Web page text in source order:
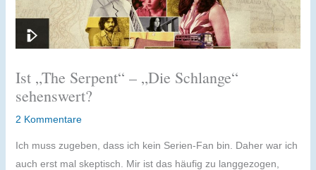
Ist „The Serpent“ – „Die Schlange“
sehenswert?
2 Kommentare
Ich muss zugeben, dass ich kein Serien-Fan bin. Daher war ich
auch erst mal skeptisch. Mir ist das häufig zu langgezogen,